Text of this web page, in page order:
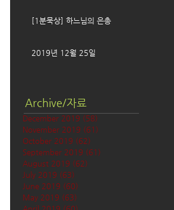
[1분묵상] 하느님의 은총
2019년 12월 25일
Archive/자료
December 2019 (58)
November 2019 (61)
October 2019 (62)
September 2019 (61)
August 2019 (62)
July 2019 (63)
June 2019 (60)
May 2019 (63)